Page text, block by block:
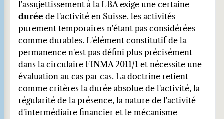
l'assujettissement à la LBA exige une certaine
durée de l'activité en Suisse, les activités
purement temporaires n'étant pas considérées
comme durables. L'élément constitutif de la
permanence n'est pas défini plus précisément
dans la circulaire FINMA 2011/1 et nécessite une
évaluation au cas par cas. La doctrine retient
comme critères la durée absolue de l'activité, la
régularité de la présence, la nature de l'activité
d'intermédiaire financier et le mécanisme